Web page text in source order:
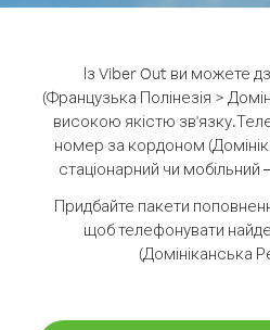
Із Viber Out ви можете
(Французька Полінезія >
високою якістю зв'язку.
номер за кордоном
стаціонарний чи мобільний
Придбайте пакети
щоб телефонувати
(Домініканська